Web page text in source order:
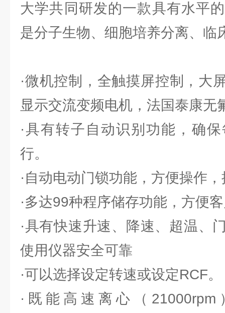
大学共同研发的一款具有水平
是分子生物、细胞培养分离、临
·微机控制，全触摸屏控制，大
显示交流变频电机，法国泰康无
·具有转子自动识别功能，确
行。
·自动电动门锁功能，方便操作
·多达99种程序储存功能，方便
·具有快速升速、降速、超温、
使用仪器安全可靠
·可以选择设定转速或设定RCF。
·既能高速离心（